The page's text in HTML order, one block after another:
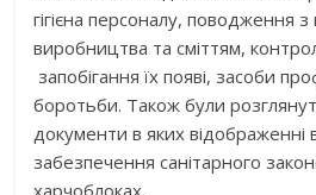
гігієна персоналу, поводження
виробництва та сміттям,
запобігання їх появі, засоби
боротьби. Також були
документи в яких
забезпечення санітарного